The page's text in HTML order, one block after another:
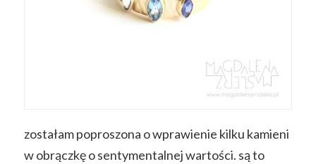
zostałam poproszona o wprawienie kilku kamieni
w obrączkę o sentymentalnej wartości. są to